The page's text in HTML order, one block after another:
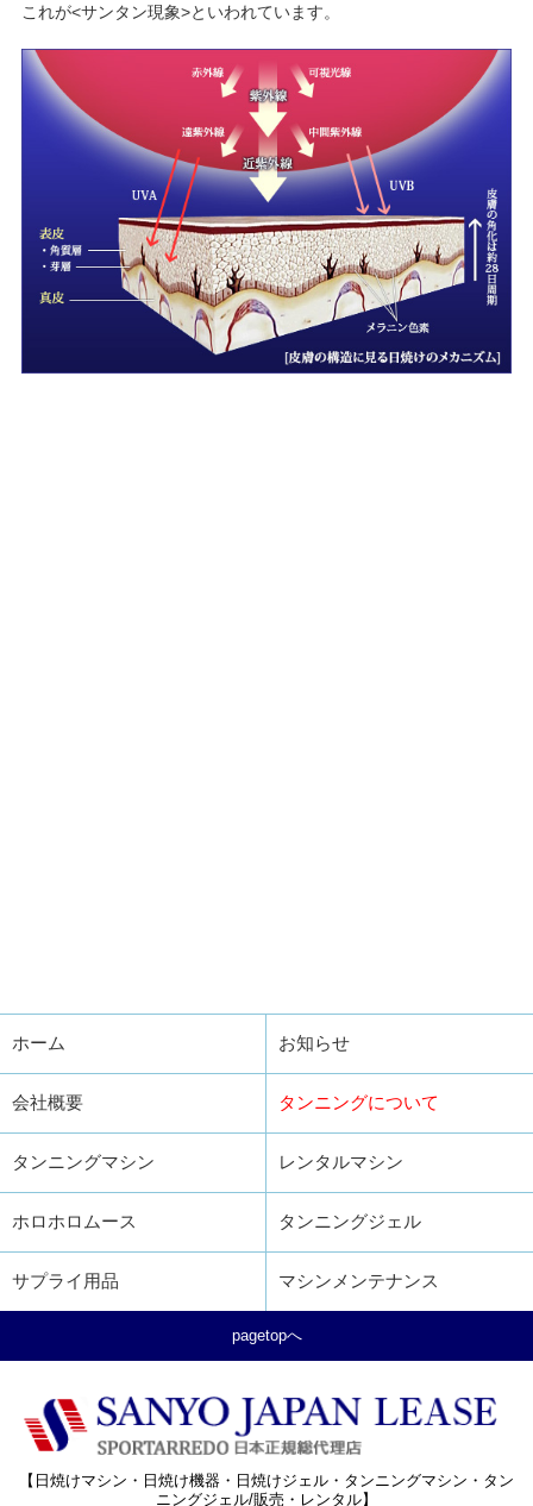
これが<サンタン現象>といわれています。
ホーム お知らせ
会社概要 タンニングについて
タンニングマシン レンタルマシン
ホロホロムース タンニングジェル
サプライ用品 マシンメンテナンス
pagetopへ
【日焼けマシン・日焼け機器・日焼けジェル・タンニングマシン・タン
ニングジェル/販売・レンタル】